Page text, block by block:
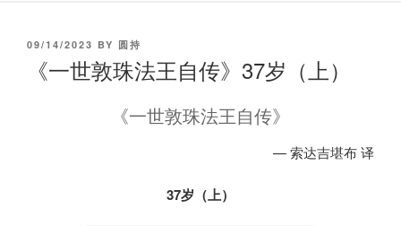
POSTED
ON
09/14/2023 BY 圆持
《一世敦珠法王自传》37岁（上）
《一世敦珠法王自传》
— 索达吉堪布 译
37岁（上）